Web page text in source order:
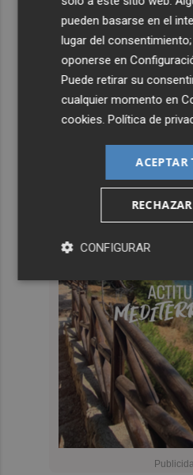
pueden basarse en el
lugar del
oponerse en
Puede retirar su
cualquier momento en
cookies.Política de
ACEPTAR
CONFIGURAR